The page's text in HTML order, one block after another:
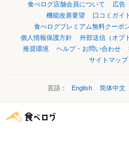
食べログ店舗会員について
広告
機能改善要望
口コミガイ
食べログプレミアム無料クーポ
個人情報保護方針
外部送信（オプ
推奨環境
ヘルプ・お問い合わせ
サイトマップ
言語： English 简体中文